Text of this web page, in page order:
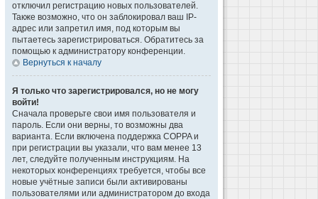
отключил регистрацию новых пользователей.
Также возможно, что он заблокировал ваш IP-
адрес или запретил имя, под которым вы
пытаетесь зарегистрироваться. Обратитесь за
помощью к администратору конференции.
Вернуться к началу
Я только что зарегистрировался, но не могу
войти!
Сначала проверьте свои имя пользователя и
пароль. Если они верны, то возможны два
варианта. Если включена поддержка COPPA и
при регистрации вы указали, что вам менее 13
лет, следуйте полученным инструкциям. На
некоторых конференциях требуется, чтобы все
новые учётные записи были активированы
пользователями или администратором до входа